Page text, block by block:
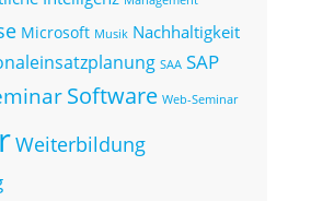
Microsoft Musik Nachhaltigkeit
SAA SAP
Software Web-Seminar
Weiterbildung